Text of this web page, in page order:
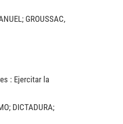
GROUSSAC,
: Ejercitar la
DICTADURA;